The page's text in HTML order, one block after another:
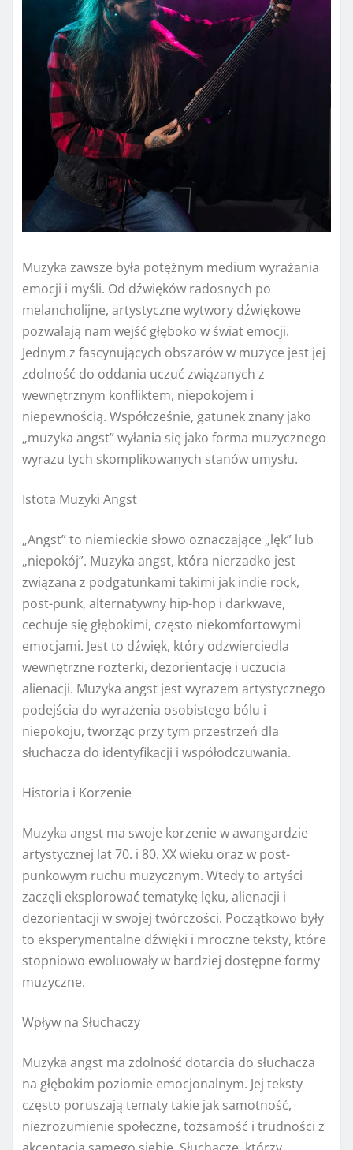
Muzyka zawsze była potężnym medium wyrażania
emocji i myśli. Od dźwięków radosnych po
melancholijne, artystyczne wytwory dźwiękowe
pozwalają nam wejść głęboko w świat emocji.
Jednym z fascynujących obszarów w muzyce jest jej
zdolność do oddania uczuć związanych z
wewnętrznym konfliktem, niepokojem i
niepewnością. Współcześnie, gatunek znany jako
„muzyka angst” wyłania się jako forma muzycznego
wyrazu tych skomplikowanych stanów umysłu.
Istota Muzyki Angst
„Angst” to niemieckie słowo oznaczające „lęk” lub
„niepokój”. Muzyka angst, która nierzadko jest
związana z podgatunkami takimi jak indie rock,
post-punk, alternatywny hip-hop i darkwave,
cechuje się głębokimi, często niekomfortowymi
emocjami. Jest to dźwięk, który odzwierciedla
wewnętrzne rozterki, dezorientację i uczucia
alienacji. Muzyka angst jest wyrazem artystycznego
podejścia do wyrażenia osobistego bólu i
niepokoju, tworząc przy tym przestrzeń dla
słuchacza do identyfikacji i współodczuwania.
Historia i Korzenie
Muzyka angst ma swoje korzenie w awangardzie
artystycznej lat 70. i 80. XX wieku oraz w post-
punkowym ruchu muzycznym. Wtedy to artyści
zaczęli eksplorować tematykę lęku, alienacji i
dezorientacji w swojej twórczości. Początkowo były
to eksperymentalne dźwięki i mroczne teksty, które
stopniowo ewoluowały w bardziej dostępne formy
muzyczne.
Wpływ na Słuchaczy
Muzyka angst ma zdolność dotarcia do słuchacza
na głębokim poziomie emocjonalnym. Jej teksty
często poruszają tematy takie jak samotność,
niezrozumienie społeczne, tożsamość i trudności z